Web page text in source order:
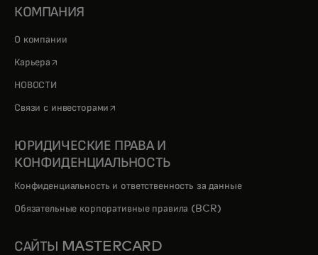
КОМПАНИЯ
О компании
Карьера opens in a new tab
НОВОСТИ
Связи с инвесторами opens in a new tab
ЮРИДИЧЕСКИЕ ПРАВА И
КОНФИДЕНЦИАЛЬНОСТЬ
Конфиденциальность и ответственность за данные
Обязательные корпоративные правила (BCR)
САЙТЫ MASTERCARD